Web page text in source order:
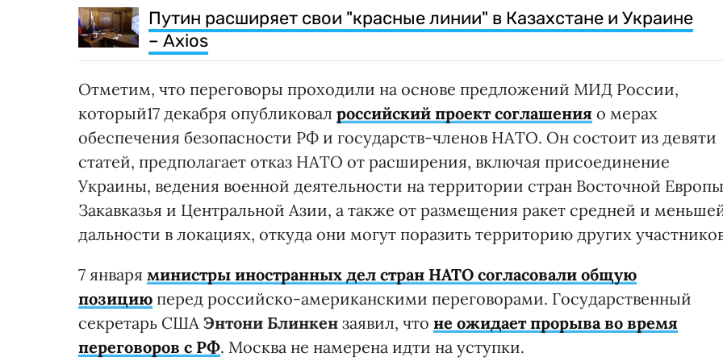
Путин расширяет свои "красные линии" в Казахстане и Украине
– Axios
Отметим, что переговоры проходили на основе предложений МИД России,
который17 декабря опубликовал российский проект соглашения о мерах
обеспечения безопасности РФ и государств-членов НАТО. Он состоит из девяти
статей, предполагает отказ НАТО от расширения, включая присоединение
Украины, ведения военной деятельности на территории стран Восточной
Закавказья и Центральной Азии, а также от размещения ракет средней и
дальности в локациях, откуда они могут поразить территорию других
7 января министры иностранных дел стран НАТО согласовали общую
позицию перед российско-американскими переговорами. Государственный
секретарь США Энтони Блинкен заявил, что не ожидает прорыва во время
переговоров с РФ. Москва не намерена идти на уступки.